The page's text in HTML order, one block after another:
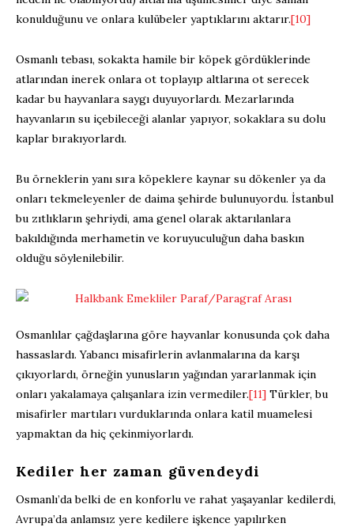
konulduğunu ve onlara kulübeler yaptıklarını aktarır.[10]
Osmanlı tebası, sokakta hamile bir köpek gördüklerinde
atlarından inerek onlara ot toplayıp altlarına ot serecek
kadar bu hayvanlara saygı duyuyorlardı. Mezarlarında
hayvanların su içebileceği alanlar yapıyor, sokaklara su dolu
kaplar bırakıyorlardı.
Bu örneklerin yanı sıra köpeklere kaynar su dökenler ya da
onları tekmeleyenler de daima şehirde bulunuyordu. İstanbul
bu zıtlıkların şehriydi, ama genel olarak aktarılanlara
bakıldığında merhametin ve koruyuculuğun daha baskın
olduğu söylenilebilir.
Osmanlılar çağdaşlarına göre hayvanlar konusunda çok daha
hassaslardı. Yabancı misafirlerin avlanmalarına da karşı
çıkıyorlardı, örneğin yunusların yağından yararlanmak için
onları yakalamaya çalışanlara izin vermediler.[11] Türkler, bu
misafirler martıları vurduklarında onlara katil muamelesi
yapmaktan da hiç çekinmiyorlardı.
Kediler her zaman güvendeydi
Osmanlı’da belki de en konforlu ve rahat yaşayanlar kedilerdi,
Avrupa’da anlamsız yere kedilere işkence yapılırken